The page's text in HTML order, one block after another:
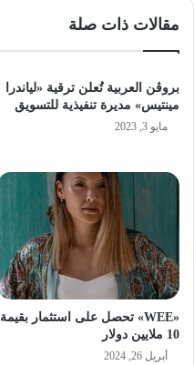
مقالات ذات صلة
بروڤن العربية تُعلن ترقية «لياندرا
مينتيس» مديرة تنفيذية للتسويق
مايو 3, 2023
«WEE» تحصل على استثمار بقيمة
10 ملايين دولار
أبريل 26, 2024